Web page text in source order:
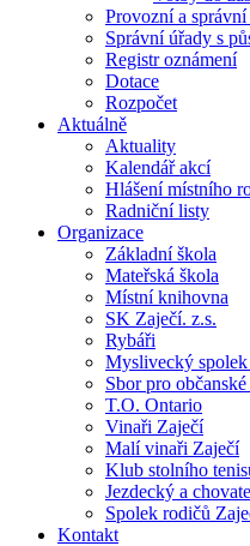
Provozní a
Správní úřady s
Registr oznámení
Dotace
Rozpočet
Aktuálně
Aktuality
Kalendář akcí
Hlášení místního
Radniční listy
Organizace
Základní škola
Mateřská škola
Místní knihovna
SK Zaječí. z.s.
Rybáři
Myslivecký
Sbor pro
T.O. Ontario
Vinaři Zaječí
Malí vinaři Zaječí
Klub stolního
Jezdecký a
Spolek rodičů
Kontakt